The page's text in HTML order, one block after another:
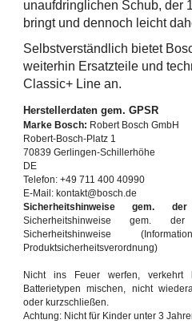
unaufdringlichen Schub, der
bringt und dennoch leicht
Selbstverständlich bietet
weiterhin Ersatzteile und
Classic+ Line an.
Herstellerdaten gem. GPSR
Marke Bosch: Robert Bosch GmbH
Robert-Bosch-Platz 1
70839 Gerlingen-Schillerhöhe
DE
Telefon: +49 711 400 40990
E-Mail: kontakt@bosch.de
Sicherheitshinweise gem.
Sicherheitshinweise gem.
Sicherheitshinweise
Produktsicherheitsverordnung)
Nicht ins Feuer werfen, verkehrt
Batterietypen mischen, nicht
oder kurzschließen.
Achtung: Nicht für Kinder unter 3